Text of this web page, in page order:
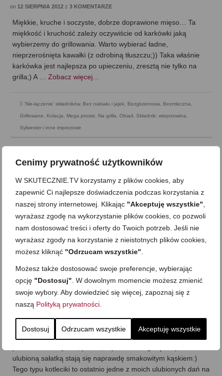
Cenimy prywatność użytkowników
W SKUTECZNIE.TV korzystamy z plików cookies, aby
zapewnić Ci najlepsze doświadczenia podczas korzystania z
naszej strony internetowej. Klikając "Akceptuję wszystkie"
wyrażasz zgodę na wykorzystanie plików cookies, co pozwoli
nam dostosować treści i oferty do Twoich potrzeb. Jeśli nie
wyrażasz zgody na korzystanie z nieistotnych plików cookies,
możesz kliknąć "Odrzucam wszystkie"
Możesz także dostosować swoje preferencje, wybierając
opcję "Dostosuj" . W dowolnym momencie możesz zmienić
swoje wybory. Aby dowiedzieć się więcej, zapoznaj się z
naszą Polityką prywatności
Dostosuj Odrzucam wszystkie Akceptuję wszystkie
on 12 SIERPNIA 2012 z 3 KOMENTARZE
Miękkie, kruche i soczyste, dobrze doprawione mięso… Ta
miękkość i kruchość zależy oczywiście od karkówki jaką
wybierzemy do grillowania. Warto wybierać ładne,
nieprzerośnięta kawałki (z odrobiną tłuszczu;)) Taka właśnie
karkówka jest najlepsza po upieczeniu, zresztą nie tylko na
grilla;) A … Zobacz więcej…
'Nie-łączenie' składników, Bez nabiału i jajek Bezglutenowa Bezmleczna
Grillowane Kolacja Mega proste Na grilla Obiad Składnik: wieprzowina
Sylwester i inne imprezowe
Kotlety grillowe w pomidorowej
glazurze
on6 SIERPNIA 2012 z118 KOMENTARZY
ulubioną sałatką stają się naprawdę smakowitym kąskiem:)
Tego typu kotleciki to ostatnio jedne z moich ulubionych dań na